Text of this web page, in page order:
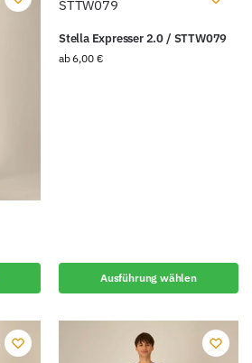
Stella Expresser 2.0 / STTW079
ab6,00 €
Ausführung wählen